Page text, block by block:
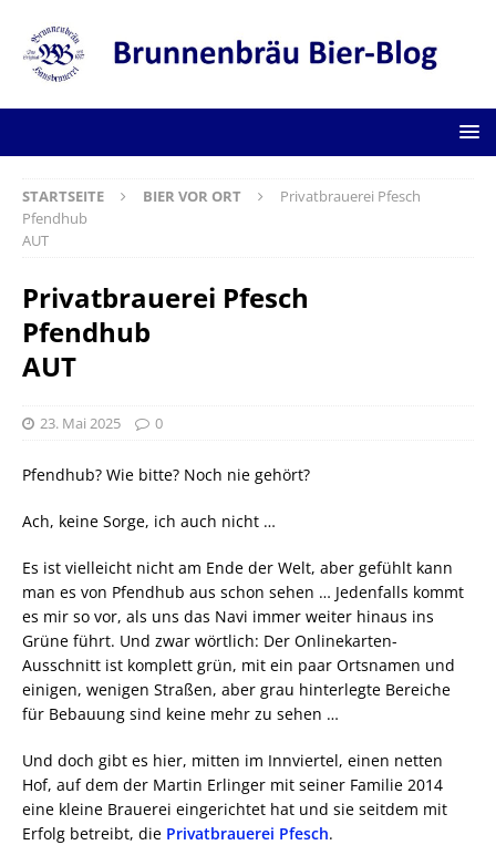
STARTSEITE BIER VOR ORT
Privatbrauerei Pfesch
Pfendhub
AUT
Privatbrauerei Pfesch
Pfendhub
AUT
23. Mai 2025 0
Pfendhub? Wie bitte? Noch nie gehört?
Ach, keine Sorge, ich auch nicht …
Es ist vielleicht nicht am Ende der Welt, aber gefühlt kann
man es von Pfendhub aus schon sehen … Jedenfalls kommt
es mir so vor, als uns das Navi immer weiter hinaus ins
Grüne führt. Und zwar wörtlich: Der Onlinekarten-
Ausschnitt ist komplett grün, mit ein paar Ortsnamen und
einigen, wenigen Straßen, aber grau hinterlegte Bereiche
für Bebauung sind keine mehr zu sehen …
Und doch gibt es hier, mitten im Innviertel, einen netten
Hof, auf dem der Martin Erlinger mit seiner Familie 2014
eine kleine Brauerei eingerichtet hat und sie seitdem mit
Erfolg betreibt, die Privatbrauerei Pfesch.